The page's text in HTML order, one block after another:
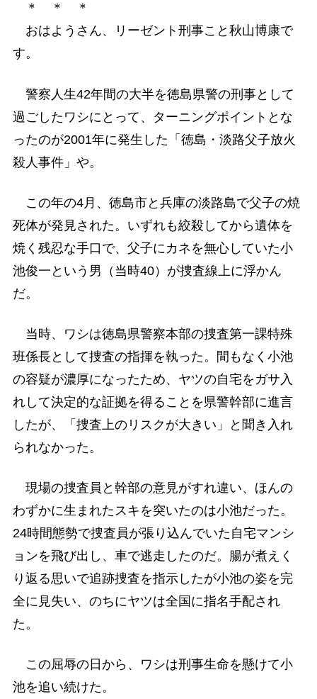
＊ ＊ ＊
おはようさん、リーゼント刑事こと秋山博康で
す。
警察人生42年間の大半を徳島県警の刑事として
過ごしたワシにとって、ターニングポイントとな
ったのが2001年に発生した「徳島・淡路父子放火
殺人事件」や。
この年の4月、徳島市と兵庫の淡路島で父子の焼
死体が発見された。いずれも絞殺してから遺体を
焼く残忍な手口で、父子にカネを無心していた小
池俊一という男（当時40）が捜査線上に浮かん
だ。
当時、ワシは徳島県警察本部の捜査第一課特殊
班係長として捜査の指揮を執った。間もなく小池
の容疑が濃厚になったため、ヤツの自宅をガサ入
れして決定的な証拠を得ることを県警幹部に進言
したが、「捜査上のリスクが大きい」と聞き入れ
られなかった。
現場の捜査員と幹部の意見がすれ違い、ほんの
わずかに生まれたスキを突いたのは小池だった。
24時間態勢で捜査員が張り込んでいた自宅マンシ
ョンを飛び出し、車で逃走したのだ。腸が煮えく
り返る思いで追跡捜査を指示したが小池の姿を完
全に見失い、のちにヤツは全国に指名手配され
た。
この屈辱の日から、ワシは刑事生命を懸けて小
池を追い続けた。